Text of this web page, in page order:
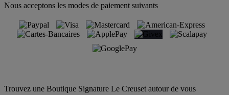
Nous acceptons les modes de paiement suivants
Trouvez une Boutique Signature Le Creuset autour de vous